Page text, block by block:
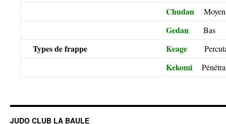
Chudan Moyen
Gedan Bas
Types de frappe Keage
Kekomi
JUDO CLUB LA BAULE